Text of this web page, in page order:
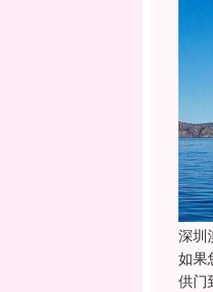
深圳
如果
供门